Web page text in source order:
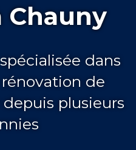
dans
de
plusieurs